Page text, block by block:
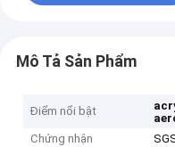
Mô Tả Sản Phẩm
Điểm nổi bật
Chứng nhận